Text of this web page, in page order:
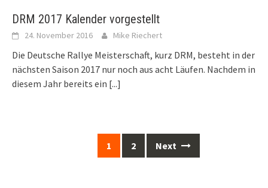
DRM 2017 Kalender vorgestellt
24. November 2016 Mike Riechert
Die Deutsche Rallye Meisterschaft, kurz DRM, besteht in der
nächsten Saison 2017 nur noch aus acht Läufen. Nachdem in
diesem Jahr bereits ein [...]
1 2 Next